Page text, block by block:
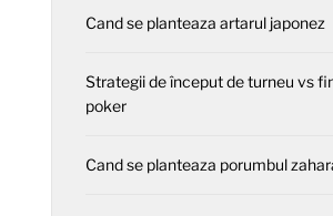
Cand se planteaza artarul japonez
Strategii de început de turneu vs
poker
Cand se planteaza porumbul